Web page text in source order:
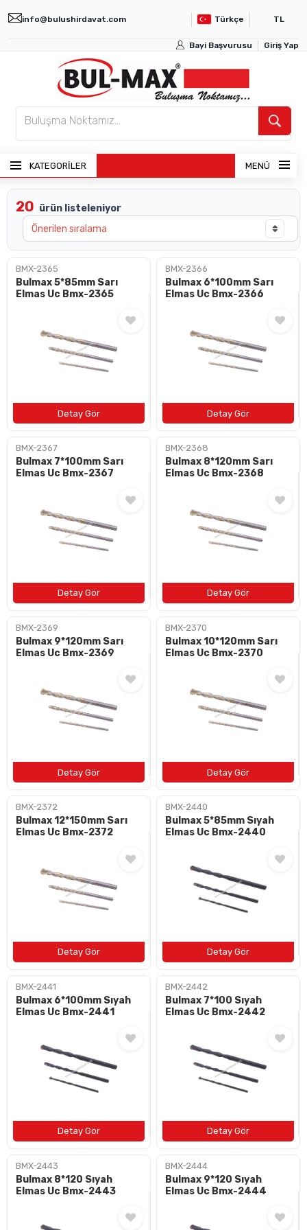
info@bulushirdavat.com Türkçe TL
Bayi Başvurusu Giriş Yap
KATEGORİLER MENÜ
ANASAYFA
ÜRÜNLER
BAYI GIRIŞI
20 ürün listeleniyor
BMX-2365
Bulmax 5*85mm Sarı
Elmas Uc Bmx-2365
BMX-2366
Bulmax 6*100mm Sarı
Elmas Uc Bmx-2366
BMX-2367
Bulmax 7*100mm Sarı
Elmas Uc Bmx-2367
BMX-2368
Bulmax 8*120mm Sarı
Elmas Uc Bmx-2368
BMX-2369
Bulmax 9*120mm Sarı
Elmas Uc Bmx-2369
BMX-2370
Bulmax 10*120mm Sarı
Elmas Uc Bmx-2370
BMX-2372
Bulmax 12*150mm Sarı
Elmas Uc Bmx-2372
BMX-2440
Bulmax 5*85mm Sıyah
Elmas Uc Bmx-2440
BMX-2441
Bulmax 6*100mm Sıyah
Elmas Uc Bmx-2441
BMX-2442
Bulmax 7*100 Sıyah
Elmas Uc Bmx-2442
BMX-2443
Bulmax 8*120 Sıyah
Elmas Uc Bmx-2443
BMX-2444
Bulmax 9*120 Sıyah
Elmas Uc Bmx-2444